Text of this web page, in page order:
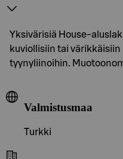
Yksivärisiä House-
kuviollisiin tai
tyynyliinoihin.
Valmistusmaa
Turkki